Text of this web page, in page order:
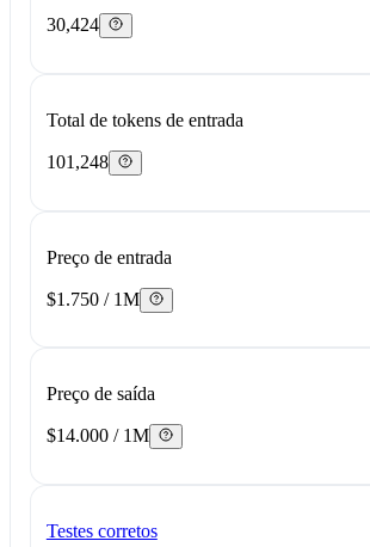
30,424
Total de tokens de entrada
101,248
Preço de entrada
$1.750 / 1M
Preço de saída
$14.000 / 1M
Testes corretos